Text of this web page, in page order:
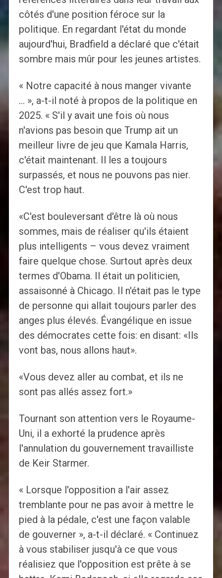
côtés d'une position féroce sur la
politique. En regardant l'état du monde
aujourd'hui, Bradfield a déclaré que c'était
sombre mais mûr pour les jeunes artistes.
« Notre capacité à nous manger vivante
… », a-t-il noté à propos de la politique en
2025. « S'il y avait une fois où nous
n'avions pas besoin que Trump ait un
meilleur livre de jeu que Kamala Harris,
c'était maintenant. Il les a toujours
surpassés, et nous ne pouvons pas nier.
C'est trop haut.
«C'est bouleversant d'être là où nous
sommes, mais de réaliser qu'ils étaient
plus intelligents – vous devez vraiment
faire quelque chose. Surtout après deux
termes d'Obama. Il était un politicien,
assaisonné à Chicago. Il n'était pas le type
de personne qui allait toujours parler des
anges plus élevés. Évangélique en issue
des démocrates cette fois: en disant: «Ils
vont bas, nous allons haut».
«Vous devez aller au combat, et ils ne
sont pas allés assez fort.»
Tournant son attention vers le Royaume-
Uni, il a exhorté la prudence après
l'annulation du gouvernement travailliste
de Keir Starmer.
« Lorsque l'opposition a l'air assez
tremblante pour ne pas avoir à mettre le
pied à la pédale, c'est une façon valable
de gouverner », a-t-il déclaré. « Continuez
à vous stabiliser jusqu'à ce que vous
réalisiez que l'opposition est prête à se